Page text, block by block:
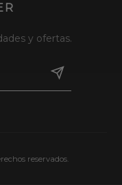
y ofertas.
reservados.